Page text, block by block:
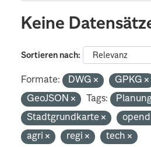
Keine
Sortieren nach
Formate: DWG GPKG
GeoJSON
Tags:
Stadtgrundkarte
agri
regi tech